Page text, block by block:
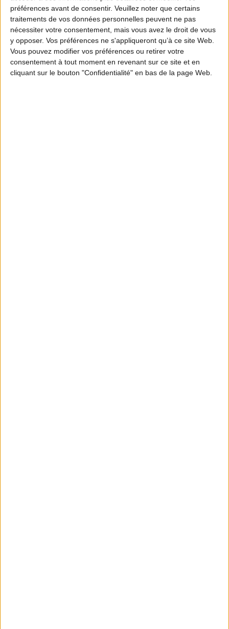
préférences avant de consentir. Veuillez noter que certains
traitements de vos données personnelles peuvent ne pas
nécessiter votre consentement, mais vous avez le droit de vous
y opposer. Vos préférences ne s'appliqueront qu’à ce site Web.
Vous pouvez modifier vos préférences ou retirer votre
consentement à tout moment en revenant sur ce site et en
cliquant sur le bouton "Confidentialité" en bas de la page Web.